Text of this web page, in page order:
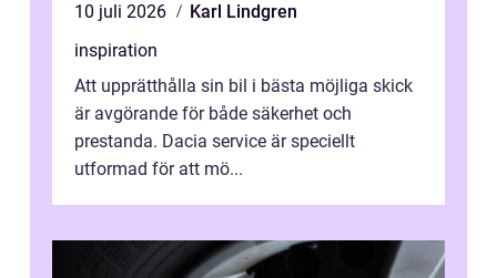
10 juli 2026
Karl Lindgren
inspiration
Att upprätthålla sin bil i bästa möjliga skick
är avgörande för både säkerhet och
prestanda. Dacia service är speciellt
utformad för att mö...